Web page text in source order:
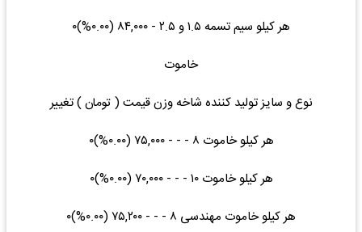
هر کیلو سیم تسمه ۱.۵ و ۲.۵ - ۸۴,۰۰۰ (۰.۰۰%)۰
خاموت
نوع و سایز تولید کننده شاخه وزن قیمت ( تومان ) تغییر
هر کیلو خاموت ۸ - - - ۷۵,۰۰۰ (۰.۰۰%)۰
هر کیلو خاموت ۱۰ - - - ۷۰,۰۰۰ (۰.۰۰%)۰
هر کیلو خاموت مهندسی ۸ - - - ۷۵,۲۰۰ (۰.۰۰%)۰